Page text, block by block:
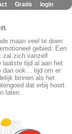
Gratis login
maan veel te doen
gebied. Een
zal zich vanzelf
laatste tijd al aan het
dan ook… tijd om er
binnen als het
dat erbij hoort
laten.